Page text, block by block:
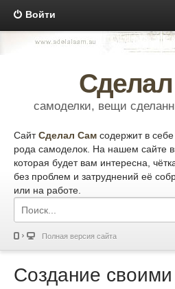
Войти
самоделки, вещи
СайтСделал Сам содержит в
рода самоделок. На нашем сайте
которая будет вам интересна,
без проблем и затруднений её
или на работе.
Полная версия сайта
Создание